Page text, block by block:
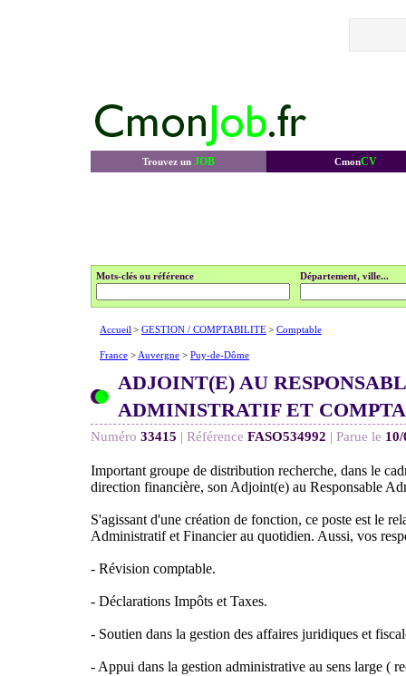
Trouvez un JOB CmonCV
Mots-clés ou référence Département, ville...
Accueil > GESTION / COMPTABILITE> Comptable
France > Auvergne > Puy-de-Dôme
ADJOINT(E) AU
ADMINISTRATIF ET
Numéro 33415 | Référence FASO534992 | Parue le
Important groupe de distribution recherche, dans le
direction financière, son Adjoint(e) au Responsable
S'agissant d'une création de fonction, ce poste est le
Administratif et Financier au quotidien. Aussi, vos
- Révision comptable.
- Déclarations Impôts et Taxes.
- Soutien dans la gestion des affaires juridiques et
- Appui dans la gestion administrative au sens large (